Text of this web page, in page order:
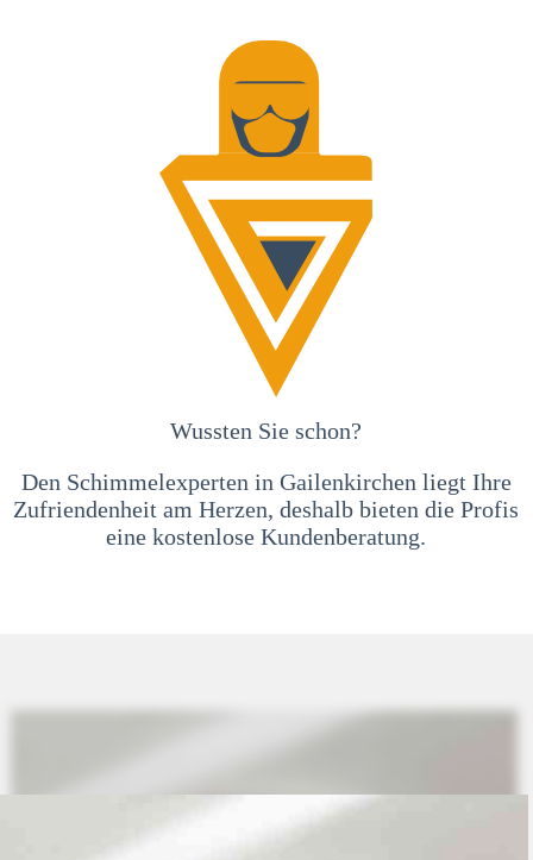
Wussten Sie schon?
Den Schimmelexperten in Gailenkirchen liegt Ihre
Zufriendenheit am Herzen, deshalb bieten die Profis
eine kostenlose Kundenberatung.